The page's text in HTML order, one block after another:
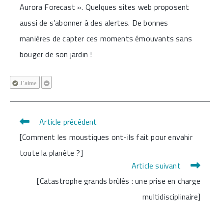
Aurora Forecast ». Quelques sites web proposent
aussi de s’abonner à des alertes. De bonnes
manières de capter ces moments émouvants sans
bouger de son jardin !
J'aime
Read
more
Article précédent
[Comment les moustiques ont-ils fait pour envahir
toute la planète ?]
Article suivant
[Catastrophe grands brûlés : une prise en charge
multidisciplinaire]